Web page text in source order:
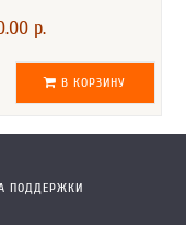
р.
В КОРЗИНУ
ПОДДЕРЖКИ